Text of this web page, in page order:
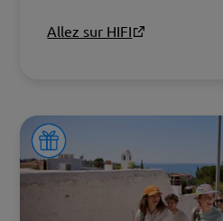
passion pour la musique,
Allez sur HIFI